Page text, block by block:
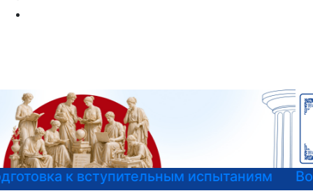
Войска беспилотных систем РФ